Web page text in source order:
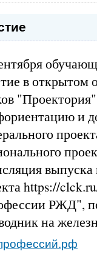
в открытом
и
https://
РЖД",
на